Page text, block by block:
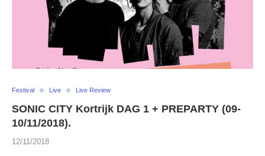
Festival Live Live Review
SONIC CITY Kortrijk DAG 1 + PREPARTY (09-
10/11/2018).
12/11/2018